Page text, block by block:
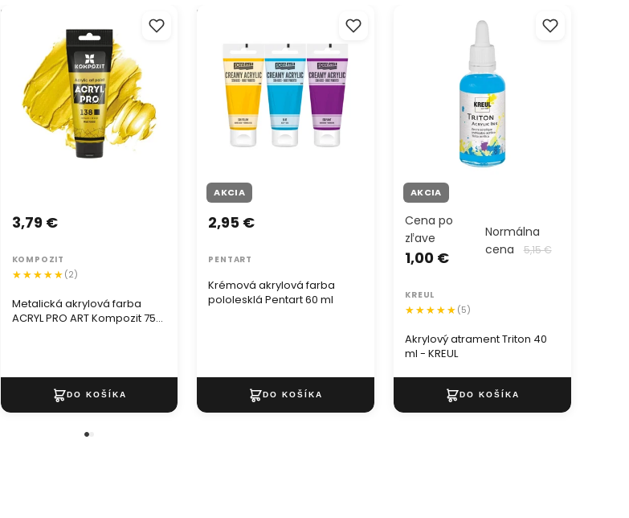
Metalická akrylová farba ACRYL
PRO ART Kompozit 75 ml
Metalická akrylová farba
ACRYL PRO ART Kompozit 75
3,79 €
KOMPOZIT
(2)
Krémová akrylová farba
AKCIA
Krémová akrylová farba
pololesklá Pentart 60 ml
2,95 €
PENTART
AKCIA
Akrylový atrament Triton 40
ml - KREUL
Cena po
zľave
1,00 €
Normálna
cena
5,15 €
KREUL
(5)